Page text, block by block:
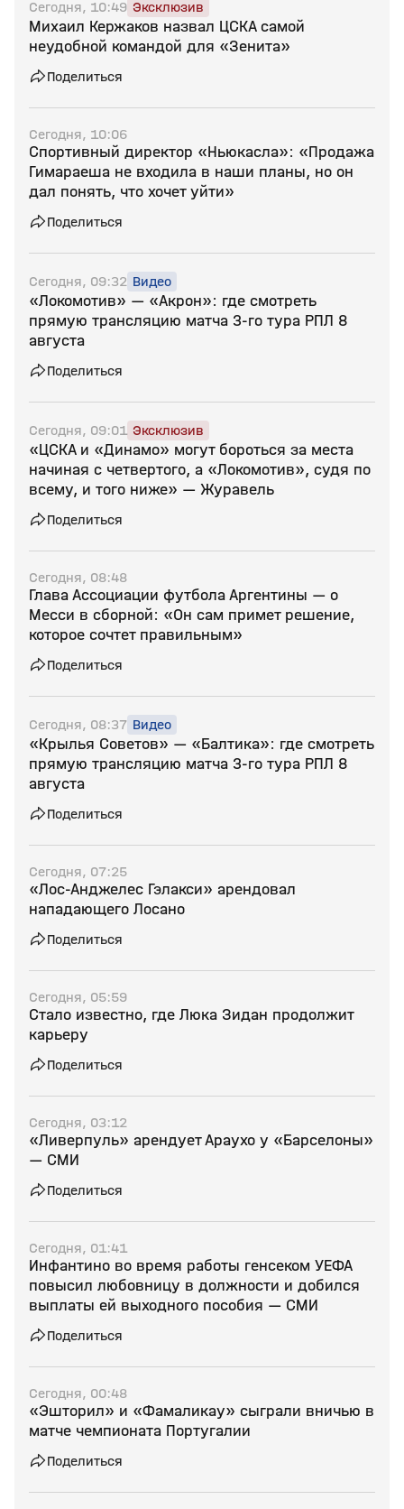
Сегодня, 10:49 Эксклюзив
Михаил Кержаков назвал ЦСКА самой
неудобной командой для «Зенита»
Поделиться
Сегодня, 10:06
Спортивный директор «Ньюкасла»: «Продажа
Гимараеша не входила в наши планы, но он
дал понять, что хочет уйти»
Поделиться
Сегодня, 09:32 Видео
«Локомотив» — «Акрон»: где смотреть
прямую трансляцию матча 3‑го тура РПЛ 8
августа
Поделиться
Сегодня, 09:01 Эксклюзив
«ЦСКА и «Динамо» могут бороться за места
начиная с четвертого, а «Локомотив», судя по
всему, и того ниже» — Журавель
Поделиться
Сегодня, 08:48
Глава Ассоциации футбола Аргентины — о
Месси в сборной: «Он сам примет решение,
которое сочтет правильным»
Поделиться
Сегодня, 08:37 Видео
«Крылья Советов» — «Балтика»: где смотреть
прямую трансляцию матча 3‑го тура РПЛ 8
августа
Поделиться
Сегодня, 07:25
«Лос‑Анджелес Гэлакси» арендовал
нападающего Лосано
Поделиться
Сегодня, 05:59
Стало известно, где Люка Зидан продолжит
карьеру
Поделиться
Сегодня, 03:12
«Ливерпуль» арендует Араухо у «Барселоны»
— СМИ
Поделиться
Сегодня, 01:41
Инфантино во время работы генсеком УЕФА
повысил любовницу в должности и добился
выплаты ей выходного пособия — СМИ
Поделиться
Сегодня, 00:48
«Эшторил» и «Фамаликау» сыграли вничью в
матче чемпионата Португалии
Поделиться